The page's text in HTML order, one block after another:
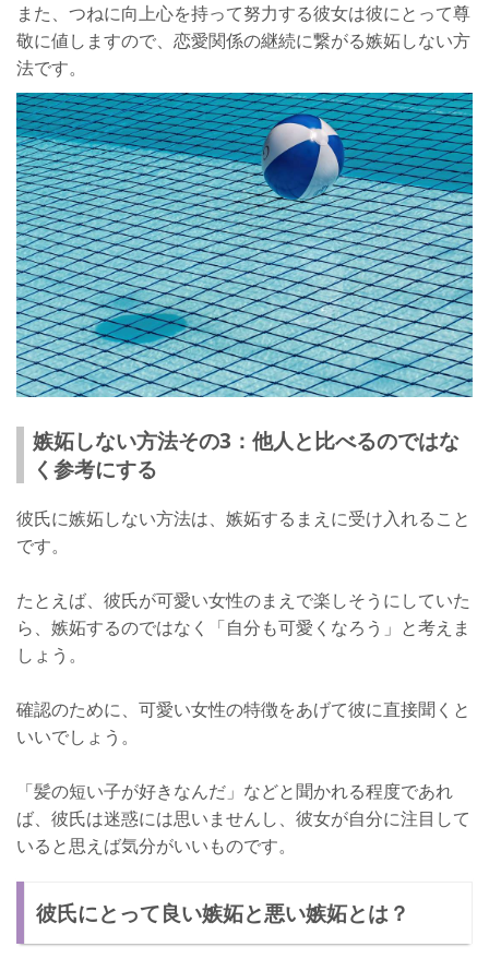
また、つねに向上心を持って努力する彼女は彼にとって尊
敬に値しますので、恋愛関係の継続に繋がる嫉妬しない方
法です。
嫉妬しない方法その3：他人と比べるのではな
く参考にする
彼氏に嫉妬しない方法は、嫉妬するまえに受け入れること
です。
たとえば、彼氏が可愛い女性のまえで楽しそうにしていた
ら、嫉妬するのではなく「自分も可愛くなろう」と考えま
しょう。
確認のために、可愛い女性の特徴をあげて彼に直接聞くと
いいでしょう。
「髪の短い子が好きなんだ」などと聞かれる程度であれ
ば、彼氏は迷惑には思いませんし、彼女が自分に注目して
いると思えば気分がいいものです。
彼氏にとって良い嫉妬と悪い嫉妬とは？